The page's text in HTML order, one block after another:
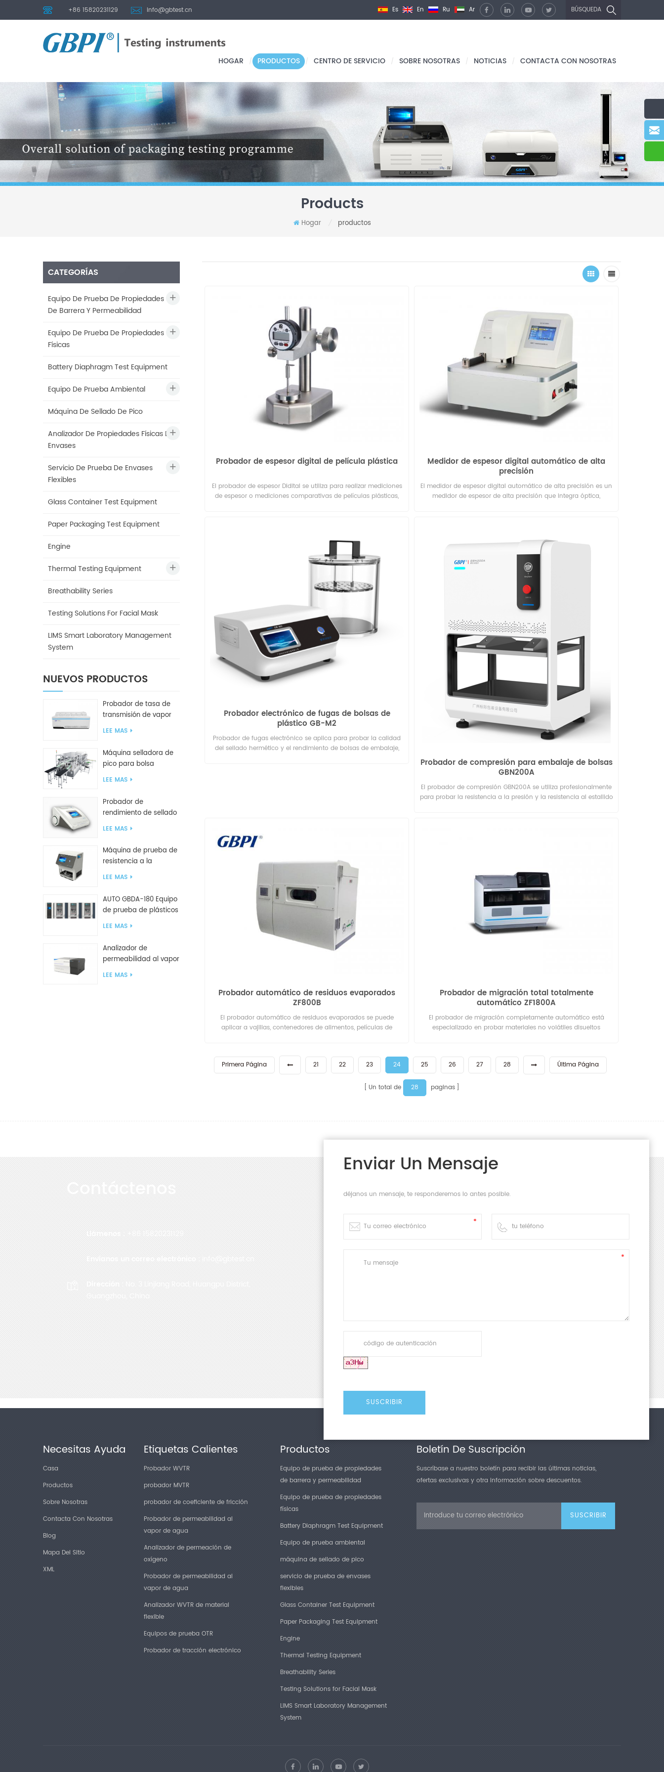
+86 15820231129 info@gbtest.cn BÚSQUEDA
Es En Ru Ar
HOGAR / PRODUCTOS / CENTRO DE SERVICIO / SOBRE NOSOTRAS / NOTICIAS / CONTACTA CON NOSOTRAS
Products
Hogar productos
CATEGORÍAS
Equipo De Prueba De Propiedades
De Barrera Y Permeabilidad
Equipo De Prueba De Propiedades
Físicas
Battery Diaphragm Test Equipment
Equipo De Prueba Ambiental
Máquina De Sellado De Pico
Analizador De Propiedades Físicas De
Envases
Servicio De Prueba De Envases
Flexibles
Glass Container Test Equipment
Paper Packaging Test Equipment
Engine
Thermal Testing Equipment
Breathability Series
Testing Solutions For Facial Mask
LIMS Smart Laboratory Management
System
NUEVOS PRODUCTOS
Probador de tasa de
transmisión de vapor
de agua W416 2.0
LEE MAS
Máquina selladora de
pico para bolsa
inclinada GF2600-X
LEE MAS
Probador de
rendimiento de sellado
inteligente GBPI
LEE MAS
Máquina de prueba de
resistencia a la
compresión GBN200G
LEE MAS
AUTO GBDA-180 Equipo
de prueba de plásticos
para degradación de
LEE MAS
Analizador de
permeabilidad al vapor
de agua W812 (método
LEE MAS
Probador de espesor digital de película plástica
El probador de espesor Didital se utiliza para realizar mediciones
de espesor o mediciones comparativas de películas plásticas,
Medidor de espesor digital automático de alta
precisión
El medidor de espesor digital automático de alta precisión es un
medidor de espesor de alta precisión que integra óptica,
Probador electrónico de fugas de bolsas de
plástico GB-M2
Probador de fugas electrónico se aplica para probar la calidad
del sellado hermético y el rendimiento de bolsas de embalaje,
Probador de compresión para embalaje de bolsas
GBN200A
El probador de compresión GBN200A se utiliza profesionalmente
para probar la resistencia a la presión y la resistencia al estallido
Probador automático de residuos evaporados
ZF800B
El probador automático de residuos evaporados se puede
aplicar a vajillas, contenedores de alimentos, películas de
contenedores de fibra vegetal, etc.
Probador de migración total totalmente
automático ZF1800A
El probador de migración completamente automático está
especializado en probar materiales no volátiles disueltos
Primera Página 21 22 23 24 25 26 27 28 Última Página
Un total de 28 paginas
Enviar Un Mensaje
déjanos un mensaje, te responderemos lo antes posible.
Necesitas Ayuda
Casa
Productos
Sobre Nosotras
Contacta Con Nosotras
Blog
Mapa Del Sitio
XML
Etiquetas Calientes
Probador WVTR
probador MVTR
probador de coeficiente de fricción
Probador de permeabilidad al
vapor de agua
Analizador de permeación de
oxígeno
Probador de permeabilidad al
vapor de agua
Analizador WVTR de material
flexible
Equipos de prueba OTR
Probador de tracción electrónico
Productos
Equipo de prueba de propiedades
de barrera y permeabilidad
Equipo de prueba de propiedades
físicas
Battery Diaphragm Test Equipment
Equipo de prueba ambiental
máquina de sellado de pico
servicio de prueba de envases
flexibles
Glass Container Test Equipment
Paper Packaging Test Equipment
Engine
Thermal Testing Equipment
Breathability Series
Testing Solutions for Facial Mask
LIMS Smart Laboratory Management
System
Boletín De Suscripción
Suscríbase a nuestro boletín para recibir las últimas noticias,
ofertas exclusivas y otra información sobre descuentos.